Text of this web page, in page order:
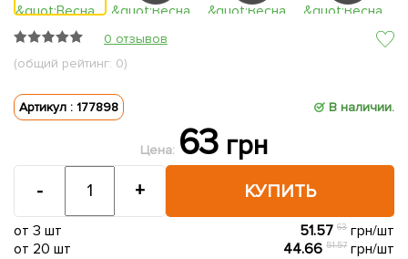
0 отзывов
(общий рейтинг: 0)
Артикул : 177898 В наличии.
Цена: 63 грн
КУПИТЬ
- +
от 3 шт 51.5763 грн/шт
от 20 шт
44.6651.57 грн/шт